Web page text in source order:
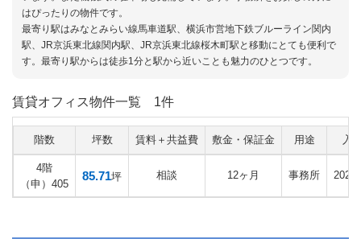
はぴったりの物件です。
最寄り駅はみなとみらい線馬車道駅、横浜市営地下鉄ブルーライン関内
駅、JR京浜東北線関内駅、JR京浜東北線桜木町駅と移動にとても便利で
す。最寄り駅からは徒歩1分と駅から近いことも魅力のひとつです。
賃貸オフィス物件一覧 1件
階数 坪数 賃料＋共益費 敷金・保証金 用途 入
4階
（申）405
85.71坪 相談 12ヶ月 事務所 2026